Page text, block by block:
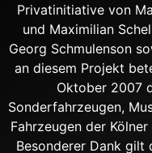
Privatinitiative von
und Maximilian
Georg Schmulenson
an diesem Projekt
Oktober 2007
Sonderfahrzeugen,
Fahrzeugen der
Besonderer Dank gilt